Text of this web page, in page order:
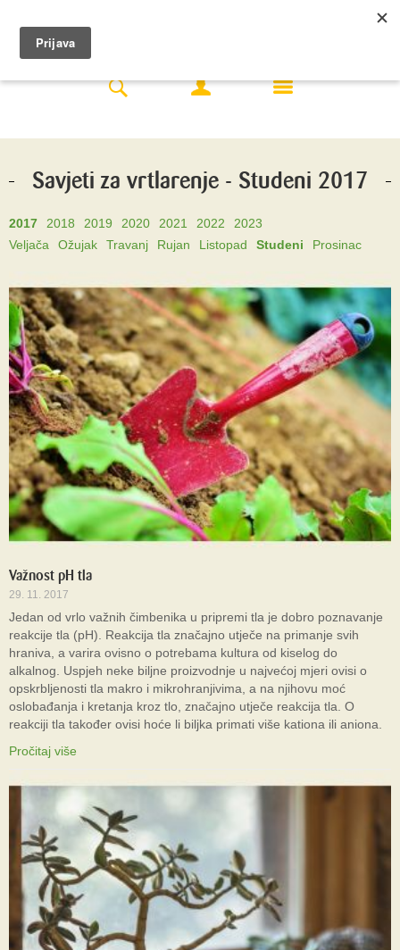
Savjeti za vrtlarenje - Studeni 2017
2017 2018 2019 2020 2021 2022
2023
Veljača
Ožujak Travanj Rujan Listopad Studeni Prosinac
Važnost pH tla
29. 11. 2017
Jedan od vrlo važnih čimbenika u pripremi tla je dobro poznavanje
reakcije tla (pH). Reakcija tla značajno utječe na primanje svih
hraniva, a varira ovisno o potrebama kultura od kiselog do
alkalnog. Uspjeh neke biljne proizvodnje u najvećoj mjeri ovisi o
opskrbljenosti tla makro i mikrohranjivima, a na njihovu moć
oslobađanja i kretanja kroz tlo, značajno utječe reakcija tla. O
reakciji tla također ovisi hoće li biljka primati više kationa ili aniona.
Pročitaj više